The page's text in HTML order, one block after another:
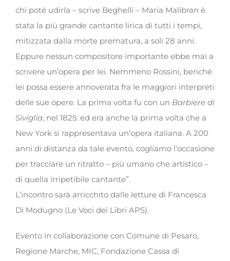
chi poté udirla – scrive Beghelli – Maria Malibran è
stata la più grande cantante lirica di tutti i tempi,
mitizzata dalla morte prematura, a soli 28 anni.
Eppure nessun compositore importante ebbe mai a
scrivere un’opera per lei. Nemmeno Rossini, benché
lei possa essere annoverata fra le maggiori interpreti
delle sue opere. La prima volta fu con un Barbiere di
Siviglia, nel 1825: ed era anche la prima volta che a
New York si rappresentava un’opera italiana. A 200
anni di distanza da tale evento, cogliamo l’occasione
per tracciare un ritratto – più umano che artistico –
di quella irripetibile cantante”.
L’incontro sarà arricchito dalle letture di Francesca
Di Modugno (Le Voci dei Libri APS).
Evento in collaborazione con Comune di Pesaro,
Regione Marche, MIC, Fondazione Cassa di